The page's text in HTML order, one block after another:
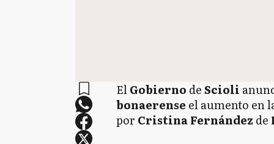
ElGobierno deScioli
bonaerense el aumento en
por Cristina Fernández de